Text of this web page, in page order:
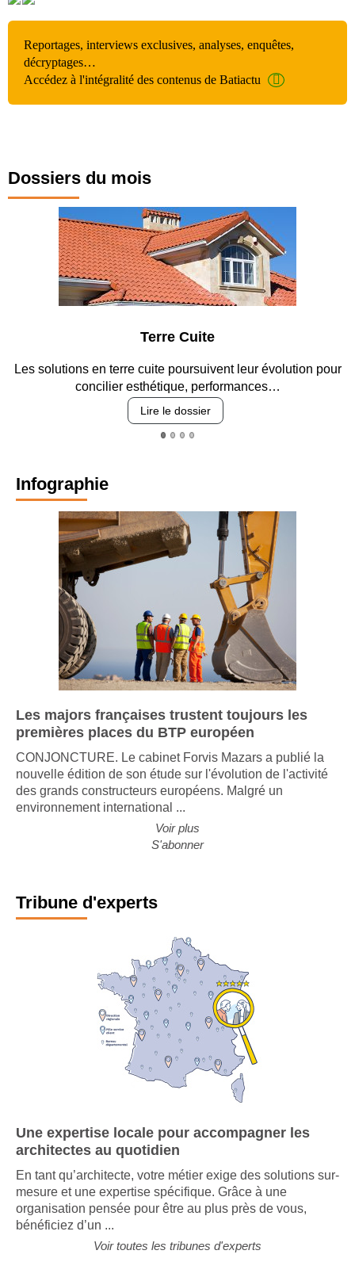
Reportages, interviews exclusives, analyses, enquêtes,
décryptages…
Accédez à l'intégralité des contenus de Batiactu
Dossiers du mois
Terre Cuite
Les solutions en terre cuite poursuivent leur évolution pour
concilier esthétique, performances…
Lire le dossier
Infographie
Les majors françaises trustent toujours les
premières places du BTP européen
CONJONCTURE. Le cabinet Forvis Mazars a publié la
nouvelle édition de son étude sur l'évolution de l'activité
des grands constructeurs européens. Malgré un
environnement international ...
Voir plus
S'abonner
Tribune d'experts
Une expertise locale pour accompagner les
architectes au quotidien
En tant qu’architecte, votre métier exige des solutions sur-
mesure et une expertise spécifique. Grâce à une
organisation pensée pour être au plus près de vous,
bénéficiez d’un ...
Voir toutes les tribunes d'experts